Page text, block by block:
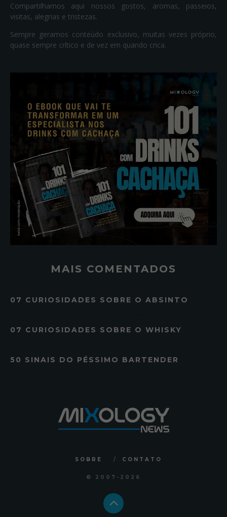
Compartilhamos aqui nossos gostos, aromas, passeios,
visitas, alegrias e tristezas.
Sempre geramos conteúdo exclusivo, muitas vezes próprio,
quase sempre crítico e de vez em quando crica.
MAIS COMENTADOS
07 CURIOSIDADES SOBRE O ABSINTO
07 CURIOSIDADES SOBRE O WHISKY
50 SINAIS DO PÉSSIMO BARTENDER
SOBRE CONTATO
© 2007 -2026